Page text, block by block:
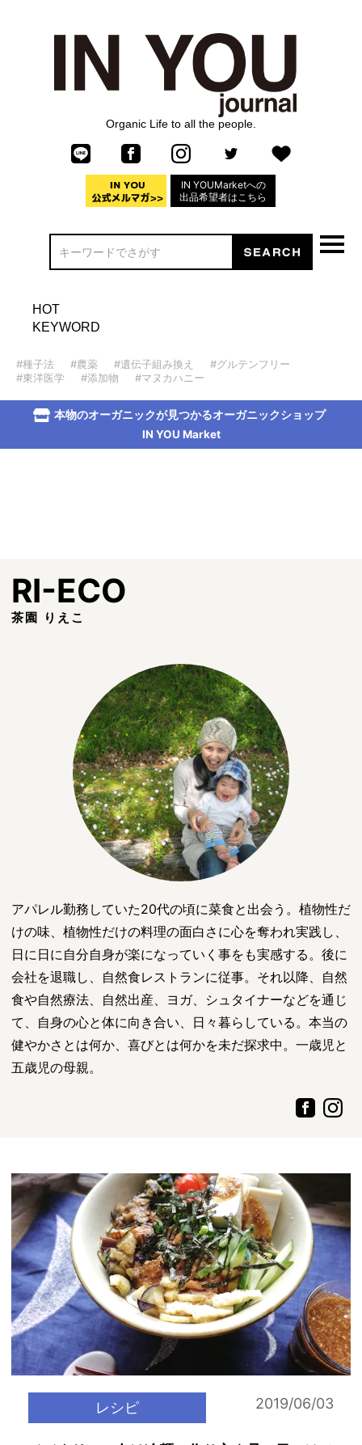
Organic Life to all the people.
IN YOUMarketへの
出品希望者はこちら
HOT
KEYWORD
#種子法 #農薬 #遺伝子組み換え
#グルテンフリー
#東洋医学
#添加物 #マヌカハニー
本物のオーガニックが見つかるオーガニックショップ
IN YOU Market
RI-ECO
茶園 りえこ
アパレル勤務していた20代の頃に菜食と出会う。植物性だ
けの味、植物性だけの料理の面白さに心を奪われ実践し、
日に日に自分自身が楽になっていく事をも実感する。後に
会社を退職し、自然食レストランに従事。それ以降、自然
食や自然療法、自然出産、ヨガ、シュタイナーなどを通じ
て、自身の心と体に向き合い、日々暮らしている。本当の
健やかさとは何か、喜びとは何かを未だ探求中。一歳児と
五歳児の母親。
レシピ 2019/06/03